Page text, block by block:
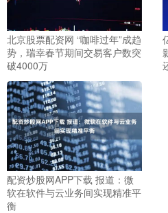
北京股票配资网 “咖啡过年”成趋
势，瑞幸春节期间交易客户数突
破4000万
配资炒股网APP下载 报道：微
软在软件与云业务间实现精准平
衡